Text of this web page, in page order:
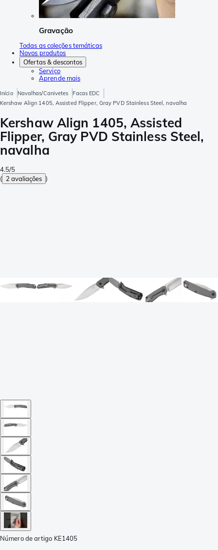
Gravação
Todas as coleções temáticas
Novos produtos
Ofertas & descontos
Serviço
Aprende mais
Início Navalhas/Canivetes
Facas EDC
Kershaw Align 1405, Assisted Flipper, Gray PVD Stainless Steel, navalha
Kershaw Align 1405, Assisted
Flipper, Gray PVD Stainless Steel,
navalha
4.5/5
( 2 avaliações )
Número de artigo KE1405